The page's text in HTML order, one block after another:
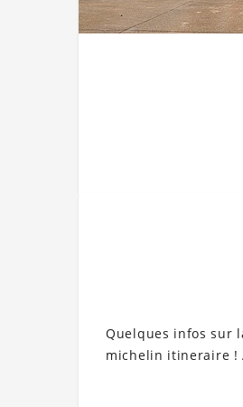
Quelques infos sur
michelin itineraire